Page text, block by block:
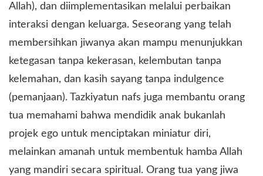
Allah), dan diimplementasikan melalui perbaikan
interaksi dengan keluarga. Seseorang yang telah
membersihkan jiwanya akan mampu menunjukkan
ketegasan tanpa kekerasan, kelembutan tanpa
kelemahan, dan kasih sayang tanpa indulgence
(pemanjaan). Tazkiyatun nafs juga membantu orang
tua memahami bahwa mendidik anak bukanlah
projek ego untuk menciptakan miniatur diri,
melainkan amanah untuk membentuk hamba Allah
yang mandiri secara spiritual. Orang tua yang jiwa